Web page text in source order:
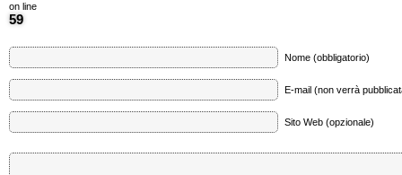
on line
59
Nome (obbligatorio)
E-mail (non verrà
Sito Web (opzionale)